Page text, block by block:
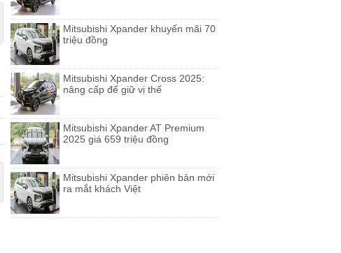
Mitsubishi Xpander khuyến mãi 70
triệu đồng
Mitsubishi Xpander Cross 2025:
nâng cấp để giữ vị thế
Mitsubishi Xpander AT Premium
2025 giá 659 triệu đồng
Mitsubishi Xpander phiên bản mới
ra mắt khách Việt